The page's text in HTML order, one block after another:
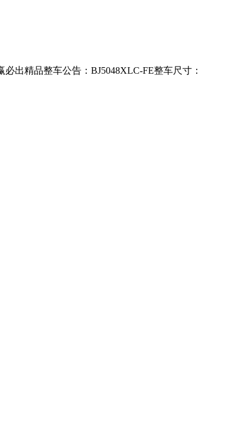
出精品整车公告：BJ5048XLC-FE整车尺寸：